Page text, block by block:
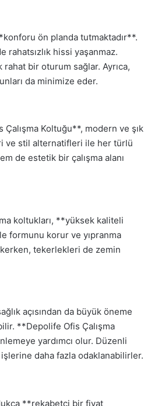
ön planda tutmaktadır**.
hissi yaşanmaz.
bir oturum sağlar. Ayrıca,
da minimize eder.
Koltuğu**, modern ve şık
ve stil alternatifleri ile her türlü
de estetik bir çalışma alanı
koltukları, **yüksek kaliteli
formunu korur ve yıpranma
tekerlekleri de zemin
açısından da büyük öneme
**Depolife Ofis Çalışma
yardımcı olur. Düzenli
daha fazla odaklanabilirler.
**rekabetçi bir fiyat